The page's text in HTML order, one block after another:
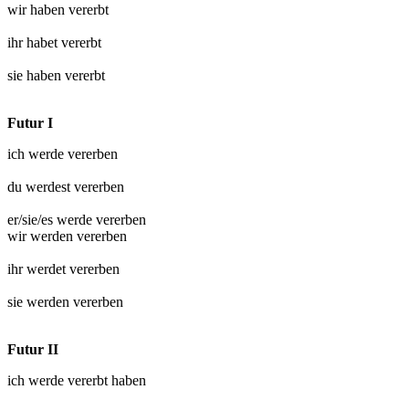
wir haben vererbt
ihr habet vererbt
sie haben vererbt
Futur I
ich werde vererben
du werdest vererben
er/sie/es werde vererben
wir werden vererben
ihr werdet vererben
sie werden vererben
Futur II
ich werde vererbt haben